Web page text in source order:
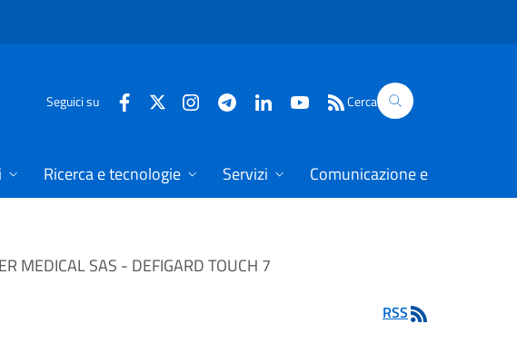
Seguici su Cerca
Ricerca e tecnologie Servizi Comunicazione e dati
MEDICAL SAS - DEFIGARD TOUCH 7
RSS